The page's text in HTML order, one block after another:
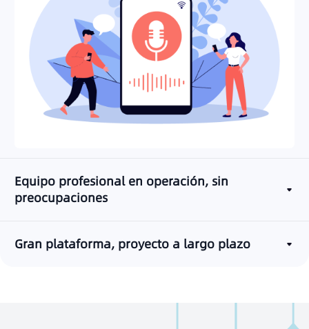
Equipo profesional en operación, sin
preocupaciones
Gran plataforma, proyecto a largo plazo